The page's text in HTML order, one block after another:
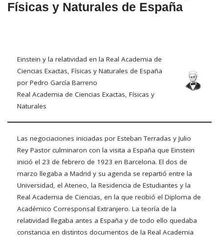
Físicas y Naturales de España
Einstein y la relatividad en la Real Academia de
Ciencias Exactas, Físicas y Naturales de España
por Pedro García Barreno
Real Academia de Ciencias Exactas, Físicas y
Naturales
Las negociaciones iniciadas por Esteban Terradas y Julio
Rey Pastor culminaron con la visita a España que Einstein
inició el 23 de febrero de 1923 en Barcelona. El dos de
marzo llegaba a Madrid y su agenda se repartió entre la
Universidad, el Ateneo, la Residencia de Estudiantes y la
Real Academia de Ciencias, en la que recibió el Diploma de
Académico Corresponsal Extranjero. La teoría de la
relatividad llegaba antes a España y de todo ello quedaba
constancia en distintos documentos de la Real Academia